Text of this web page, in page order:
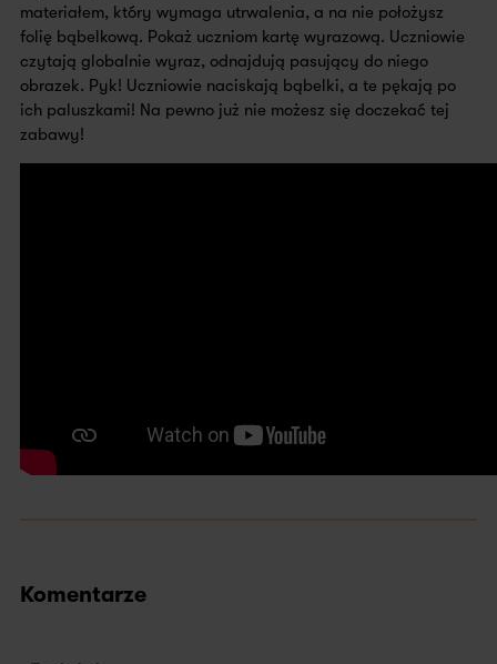
materiałem, który wymaga utrwalenia, a na nie położysz
folię bąbelkową. Pokaż uczniom kartę wyrazową. Uczniowie
czytają globalnie wyraz, odnajdują pasujący do niego
obrazek. Pyk! Uczniowie naciskają bąbelki, a te pękają po
ich paluszkami! Na pewno już nie możesz się doczekać tej
zabawy!
Komentarze